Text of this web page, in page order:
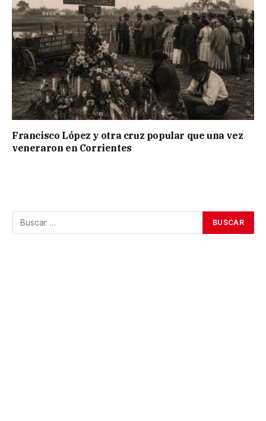
Francisco López y otra cruz popular que una vez
veneraron en Corrientes